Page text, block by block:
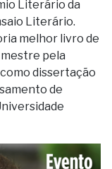
Literário da
Literário.
melhor livro de
pela
dissertação
de